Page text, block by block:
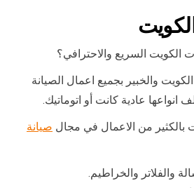
السريع والاحترافي؟
الكويت والخبير بجميع اعمال الصيانة
انواعها عادية كانت أو اتوماتيك.
بالكثير من الاعمال في مجال صيانة
والفلاتر والخراطيم.